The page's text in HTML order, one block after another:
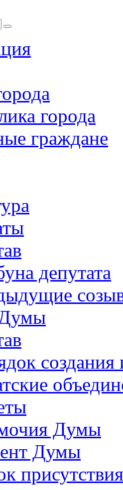
города
граждане
депутата
создания
Думы
Думы